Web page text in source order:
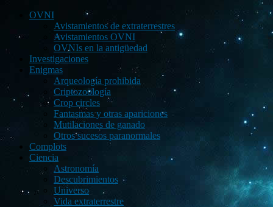
OVNI
Avistamientos de extraterrestres
Avistamientos OVNI
OVNIs en la antigüedad
Investigaciones
Enigmas
Arqueología prohibida
Criptozoología
Crop circles
Fantasmas y otras apariciones
Mutilaciones de ganado
Otros sucesos paranormales
Complots
Ciencia
Astronomía
Descubrimientos
Universo
Vida extraterrestre